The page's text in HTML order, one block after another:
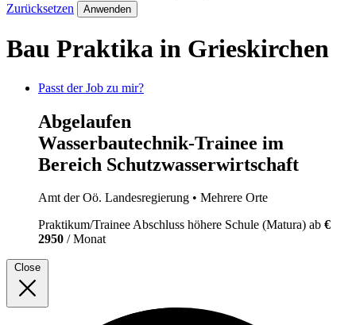
Zurücksetzen Anwenden
Bau Praktika in Grieskirchen
Passt der Job zu mir?
Abgelaufen
Wasserbautechnik-Trainee im
Bereich Schutzwasserwirtschaft
Amt der Oö. Landesregierung • Mehrere Orte
Praktikum/TraineeAbschluss höhere Schule (Matura) ab €
2950 / Monat
Close